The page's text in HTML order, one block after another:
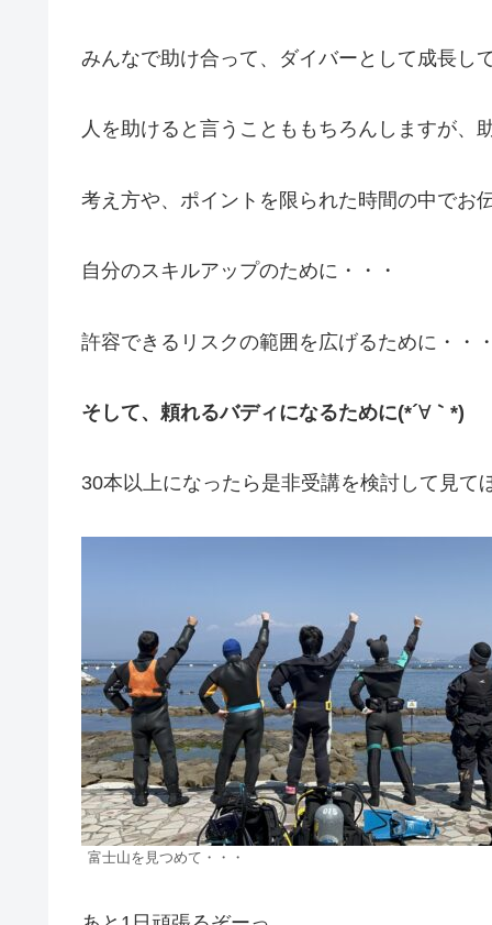
みんなで助け合って、ダイバーとして成長して
人を助けると言うことももちろんしますが、
考え方や、ポイントを限られた時間の中でお
自分のスキルアップのために・・・
許容できるリスクの範囲を広げるために・・
そして、頼れるバディになるために(*´∀｀*)
30本以上になったら是非受講を検討して見て
富士山を見つめて・・・